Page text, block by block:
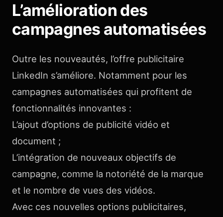
L’amélioration des
campagnes automatisées
Outre les nouveautés, l’offre publicitaire
LinkedIn s’améliore. Notamment pour les
campagnes automatisées qui profitent de
fonctionnalités innovantes :
L’ajout d’options de publicité vidéo et
document ;
L’intégration de nouveaux objectifs de
campagne, comme la notoriété de la marque
et le nombre de vues des vidéos.
Avec ces nouvelles options publicitaires,